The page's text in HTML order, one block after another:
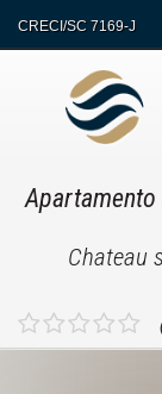
CRECI/SC 7169-J
Apartamento
Chateau